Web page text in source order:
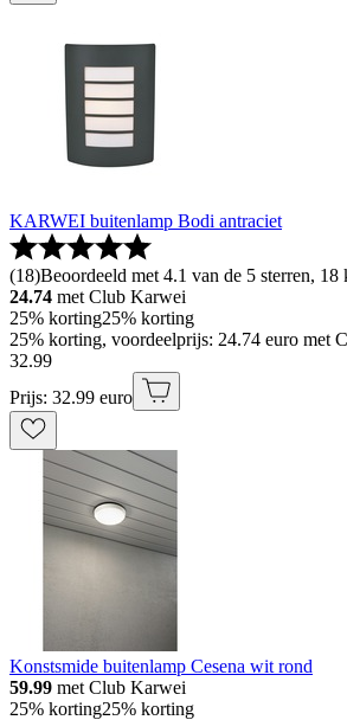
KARWEI buitenlamp Bodi antraciet
(18)Beoordeeld met 4.1 van de 5 sterren, 18
24.74 met Club Karwei
25% korting25% korting
25% korting, voordeelprijs: 24.74 euro met
32.99
Prijs: 32.99 euro
Konstsmide buitenlamp Cesena wit rond
59.99 met Club Karwei
25% korting25% korting